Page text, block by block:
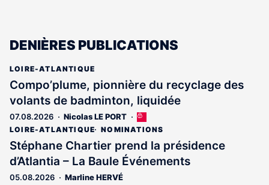
DENIÈRES PUBLICATIONS
LOIRE-ATLANTIQUE
Compo’plume, pionnière du recyclage des
volants de badminton, liquidée
07.08.2026 Nicolas LE PORT
Cet
article
est
réservé
aux
LOIRE-ATLANTIQUE NOMINATIONS
Stéphane Chartier prend la présidence
d’Atlantia – La Baule Événements
05.08.2026 Marline HERVÉ